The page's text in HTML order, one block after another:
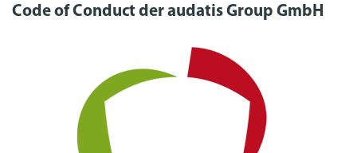
Code of Conduct der audatis Group GmbH